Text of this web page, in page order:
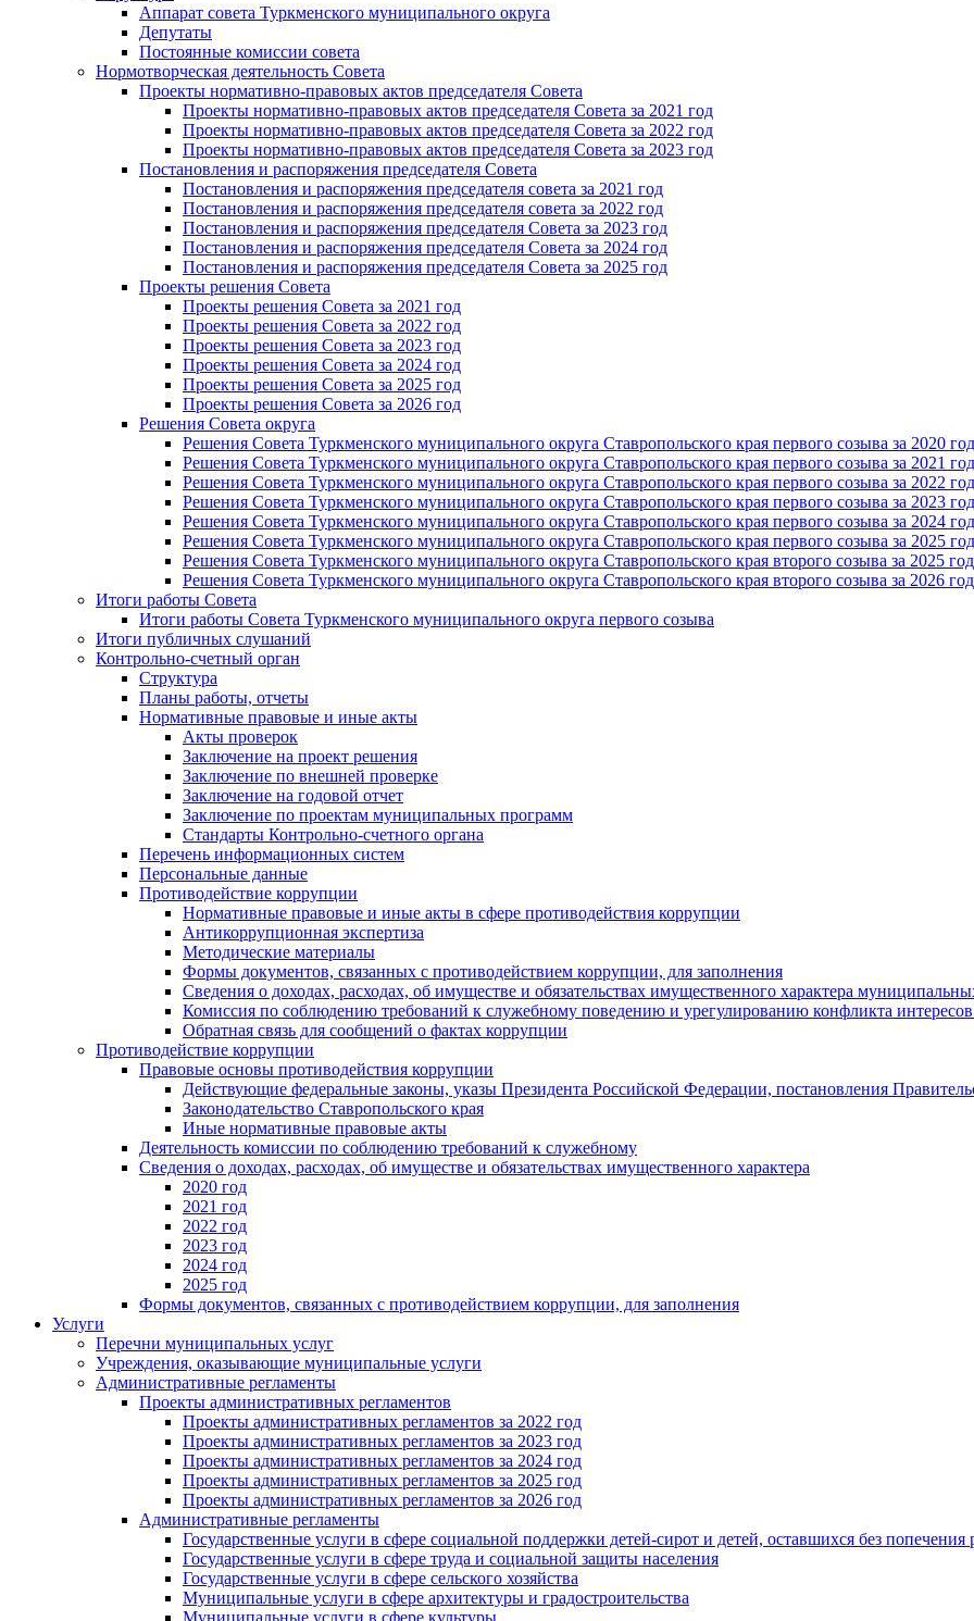
Аппарат совета Туркменского муниципального округа
Депутаты
Постоянные комиссии совета
Нормотворческая деятельность Совета
Проекты нормативно-правовых актов председателя Cовета
Проекты нормативно-правовых актов председателя Cовета за 2021 год
Проекты нормативно-правовых актов председателя Cовета за 2022 год
Проекты нормативно-правовых актов председателя Cовета за 2023 год
Постановления и распоряжения председателя Cовета
Постановления и распоряжения председателя совета за 2021 год
Постановления и распоряжения председателя совета за 2022 год
Постановления и распоряжения председателя Cовета за 2023 год
Постановления и распоряжения председателя Cовета за 2024 год
Постановления и распоряжения председателя Cовета за 2025 год
Проекты решения Cовета
Проекты решения Совета за 2021 год
Проекты решения Совета за 2022 год
Проекты решения Cовета за 2023 год
Проекты решения Совета за 2024 год
Проекты решения Совета за 2025 год
Проекты решения Совета за 2026 год
Решения Совета округа
Решения Совета Туркменского муниципального округа Ставропольского края первого созыва за 2020 год
Решения Совета Туркменского муниципального округа Ставропольского края первого созыва за 2021 год
Решения Совета Туркменского муниципального округа Ставропольского края первого созыва за 2022 год
Решения Совета Туркменского муниципального округа Ставропольского края первого созыва за 2023 год
Решения Совета Туркменского муниципального округа Ставропольского края первого созыва за 2024 год
Решения Совета Туркменского муниципального округа Ставропольского края первого созыва за 2025 год
Решения Совета Туркменского муниципального округа Ставропольского края второго созыва за 2025 год
Решения Совета Туркменского муниципального округа Ставропольского края второго созыва за 2026 год
Итоги работы Совета
Итоги работы Совета Туркменского муниципального округа первого созыва
Итоги публичных слушаний
Контрольно-счетный орган
Структура
Планы работы, отчеты
Нормативные правовые и иные акты
Акты проверок
Заключение на проект решения
Заключение по внешней проверке
Заключение на годовой отчет
Заключение по проектам муниципальных программ
Стандарты Контрольно-счетного органа
Перечень информационных систем
Персональные данные
Противодействие коррупции
Нормативные правовые и иные акты в сфере противодействия коррупции
Антикоррупционная экспертиза
Методические материалы
Формы документов, связанных с противодействием коррупции, для заполнения
Сведения о доходах, расходах, об имуществе и обязательствах имущественного характера
Комиссия по соблюдению требований к служебному поведению и урегулированию конфликта интересов
Обратная связь для сообщений о фактах коррупции
Противодействие коррупции
Правовые основы противодействия коррупции
Действующие федеральные законы, указы Президента Российской Федерации, постановления
Законодательство Ставропольского края
Иные нормативные правовые акты
Деятельность комиссии по соблюдению требований к служебному
Сведения о доходах, расходах, об имуществе и обязательствах имущественного характера
2020 год
2021 год
2022 год
2023 год
2024 год
2025 год
Формы документов, связанных с противодействием коррупции, для заполнения
Услуги
Перечни муниципальных услуг
Учреждения, оказывающие муниципальные услуги
Административные регламенты
Проекты административных регламентов
Проекты административных регламентов за 2022 год
Проекты административных регламентов за 2023 год
Проекты административных регламентов за 2024 год
Проекты административных регламентов за 2025 год
Проекты административных регламентов за 2026 год
Административные регламенты
Государственные услуги в сфере социальной поддержки детей-сирот и детей, оставшихся без попечения
Государственные услуги в сфере труда и социальной защиты населения
Государственные услуги в сфере сельского хозяйства
Муниципальные услуги в сфере архитектуры и градостроительства
Муниципальные услуги в сфере культуры